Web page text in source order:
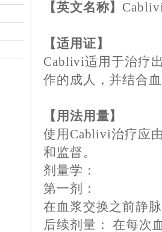
【英文名称】
【适用证】
Cablivi适用于治疗
作的成人，并结合
【用法用量】
使用Cablivi治疗应
和监督。
剂量学：
第一剂：
在血浆交换之前静
后续剂量： 在每次